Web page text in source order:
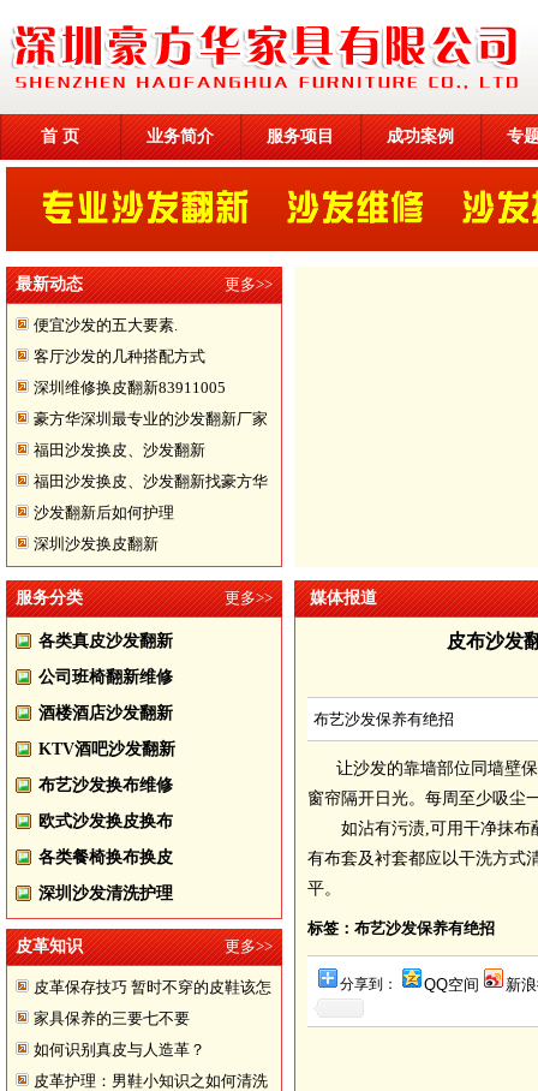
首 页 业务简介 服务项目 成功案例 专
最新动态 更多>>
便宜沙发的五大要素.
客厅沙发的几种搭配方式
深圳维修换皮翻新83911005
豪方华深圳最专业的沙发翻新厂家
福田沙发换皮、沙发翻新
福田沙发换皮、沙发翻新找豪方华
来帮您
沙发翻新后如何护理
深圳沙发换皮翻新
服务分类 更多>>
各类真皮沙发翻新
公司班椅翻新维修
酒楼酒店沙发翻新
KTV酒吧沙发翻新
布艺沙发换布维修
欧式沙发换皮换布
各类餐椅换布换皮
深圳沙发清洗护理
皮革知识 更多>>
皮革保存技巧 暂时不穿的皮鞋该怎
样储存
家具保养的三要七不要
如何识别真皮与人造革？
皮革护理：男鞋小知识之如何清洗
媒体报道
皮布沙发
布艺沙发保养有绝招
让沙发的靠墙部位同墙壁
窗帘隔开日光。每周至少吸尘
如沾有污渍,可用干净抹布蘸
有布套及衬套都应以干洗方式
平。
标签：布艺沙发保养有绝招
分享到： QQ空间 新